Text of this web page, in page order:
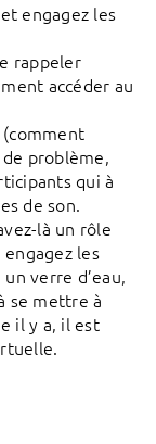
engagez les
rappeler
accéder au
(comment
problème,
qui à
de son.
là un rôle
les
verre d’eau,
se mettre à
il y a, il est